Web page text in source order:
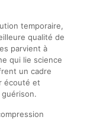
temporaire,
qualité de
parvient à
qui lie science
un cadre
écouté et